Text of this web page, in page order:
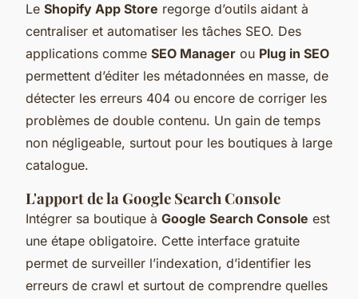
Le Shopify App Store regorge d’outils aidant à
centraliser et automatiser les tâches SEO. Des
applications comme SEO Manager ou Plug in SEO
permettent d’éditer les métadonnées en masse, de
détecter les erreurs 404 ou encore de corriger les
problèmes de double contenu. Un gain de temps
non négligeable, surtout pour les boutiques à large
catalogue.
L'apport de la Google Search Console
Intégrer sa boutique à Google Search Console est
une étape obligatoire. Cette interface gratuite
permet de surveiller l’indexation, d’identifier les
erreurs de crawl et surtout de comprendre quelles